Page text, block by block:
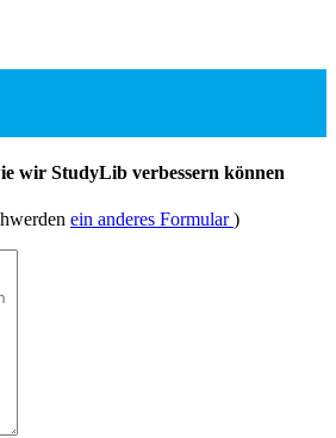
wir StudyLib verbessern können
ein anderes Formular)